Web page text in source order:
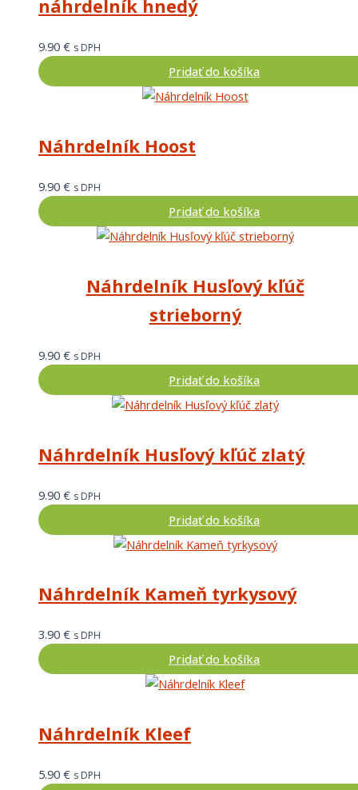
náhrdelník hnedý
9.90 € s DPH
Pridať do košíka
Náhrdelník Hoost
9.90 € s DPH
Pridať do košíka
Náhrdelník Husľový kľúč
strieborný
9.90 € s DPH
Pridať do košíka
Náhrdelník Husľový kľúč zlatý
9.90 € s DPH
Pridať do košíka
Náhrdelník Kameň tyrkysový
3.90 € s DPH
Pridať do košíka
Náhrdelník Kleef
5.90 € s DPH